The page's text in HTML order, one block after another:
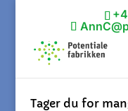
Tager du for